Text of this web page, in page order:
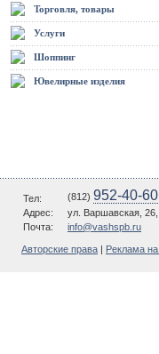
Торговля, товары
Услуги
Шоппинг
Ювелирные изделия
Тел: (812) 952-40-60
Адрес:
ул. Варшавская,
Почта:
info@vashspb.ru
Авторские права Реклама